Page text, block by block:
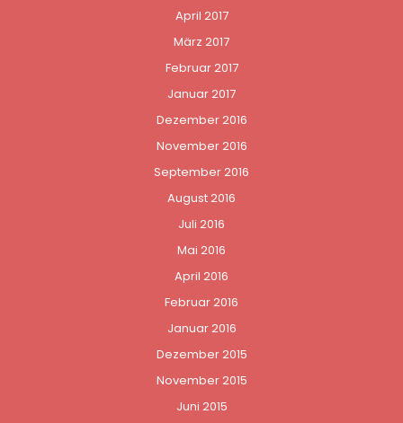
April 2017
März 2017
Februar 2017
Januar 2017
Dezember 2016
November 2016
September 2016
August 2016
Juli 2016
Mai 2016
April 2016
Februar 2016
Januar 2016
Dezember 2015
November 2015
Juni 2015